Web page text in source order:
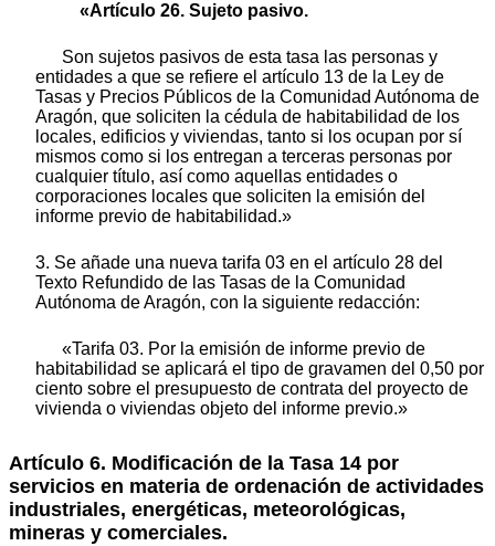
«Artículo 26. Sujeto pasivo.
Son sujetos pasivos de esta tasa las personas y
entidades a que se refiere el artículo 13 de la Ley de
Tasas y Precios Públicos de la Comunidad Autónoma de
Aragón, que soliciten la cédula de habitabilidad de los
locales, edificios y viviendas, tanto si los ocupan por sí
mismos como si los entregan a terceras personas por
cualquier título, así como aquellas entidades o
corporaciones locales que soliciten la emisión del
informe previo de habitabilidad.»
3. Se añade una nueva tarifa 03 en el artículo 28 del
Texto Refundido de las Tasas de la Comunidad
Autónoma de Aragón, con la siguiente redacción:
«Tarifa 03. Por la emisión de informe previo de
habitabilidad se aplicará el tipo de gravamen del 0,50 por
ciento sobre el presupuesto de contrata del proyecto de
vivienda o viviendas objeto del informe previo.»
Artículo 6. Modificación de la Tasa 14 por
servicios en materia de ordenación de actividades
industriales, energéticas, meteorológicas,
mineras y comerciales.